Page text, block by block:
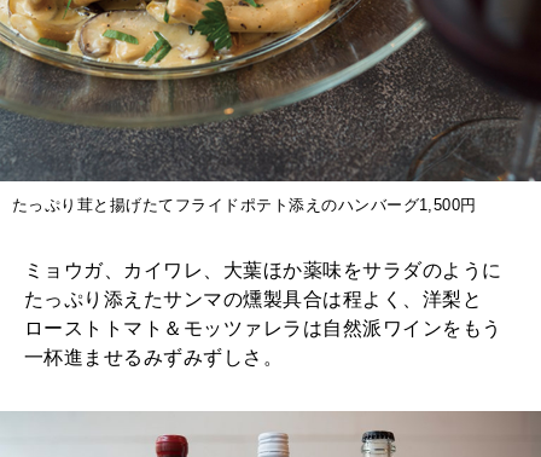
たっぷり茸と揚げたてフライドポテト添えのハンバーグ1,500円
ミョウガ、カイワレ、大葉ほか薬味をサラダのように
たっぷり添えたサンマの燻製具合は程よく、洋梨と
ローストトマト＆モッツァレラは自然派ワインをもう
一杯進ませるみずみずしさ。